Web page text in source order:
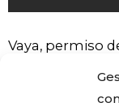
Vaya, permiso
Primero,
también daba